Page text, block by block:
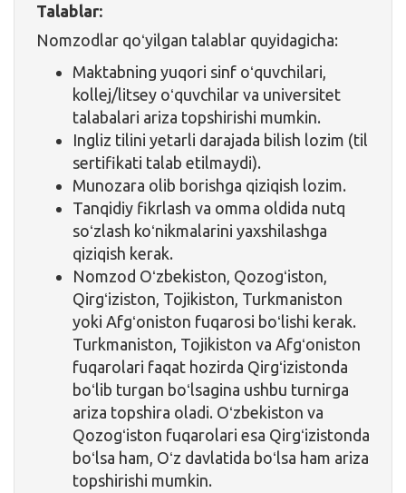
Talablar:
Nomzodlar qoʻyilgan talablar quyidagicha:
Maktabning yuqori sinf oʻquvchilari,
kollej/litsey oʻquvchilar va universitet
talabalari ariza topshirishi mumkin.
Ingliz tilini yetarli darajada bilish lozim (til
sertifikati talab etilmaydi).
Munozara olib borishga qiziqish lozim.
Tanqidiy fikrlash va omma oldida nutq
soʻzlash koʻnikmalarini yaxshilashga
qiziqish kerak.
Nomzod Oʻzbekiston, Qozogʻiston,
Qirgʻiziston, Tojikiston, Turkmaniston
yoki Afgʻoniston fuqarosi boʻlishi kerak.
Turkmaniston, Tojikiston va Afgʻoniston
fuqarolari faqat hozirda Qirgʻizistonda
boʻlib turgan boʻlsagina ushbu turnirga
ariza topshira oladi. Oʻzbekiston va
Qozogʻiston fuqarolari esa Qirgʻizistonda
boʻlsa ham, Oʻz davlatida boʻlsa ham ariza
topshirishi mumkin.